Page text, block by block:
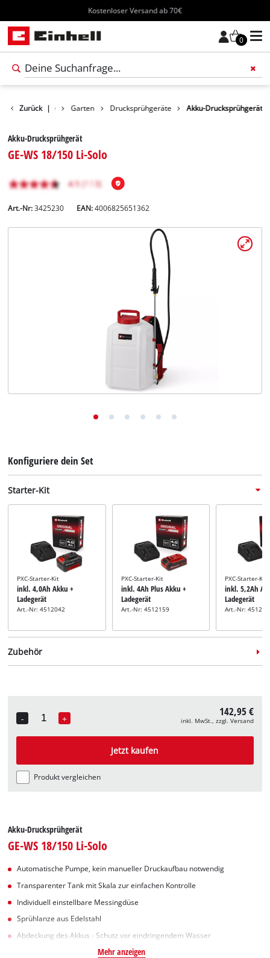
Kostenloser Versand ab 70€
0
Zurück |
Produkte Garten Drucksprühgeräte Akku-Drucksprühgerät
Akku-Drucksprühgerät
GE-WS 18/150 Li-Solo
Art.-Nr: 3425230 EAN:4006825651362
Konfiguriere dein Set
Starter-Kit
PXC-Starter-Kit
inkl. 4,0Ah Akku +
Ladegerät
Art.-Nr: 4512042
PXC-Starter-Kit
inkl. 4Ah Plus Akku +
Ladegerät
Art.-Nr: 4512159
PXC-Starter-Kit
inkl. 5,2Ah
Ladegerät
Art.-Nr:
Zubehör
-
Quantity
+ 142,95 €
inkl. MwSt., zzgl. Versand
Jetzt kaufen
Produkt vergleichen
Akku-Drucksprühgerät
GE-WS 18/150 Li-Solo
Automatische Pumpe, kein manueller Druckaufbau notwendig
Transparenter Tank mit Skala zur einfachen Kontrolle
Individuell einstellbare Messingdüse
Sprühlanze aus Edelstahl
Abdeckung des Akkus - Schutz vor eindringendem Wasser
Mehr anzeigen